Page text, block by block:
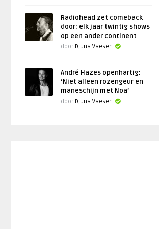
Radiohead zet comeback
door: elk jaar twintig shows
op een ander continent
door Djuna Vaesen
André Hazes openhartig:
‘Niet alleen rozengeur en
maneschijn met Noa’
door Djuna Vaesen